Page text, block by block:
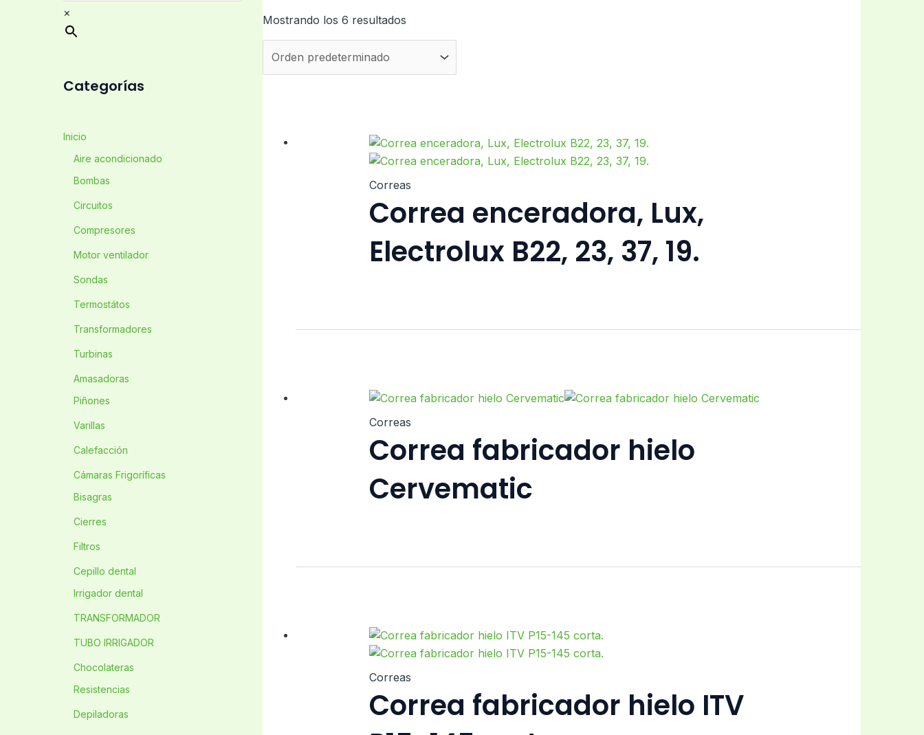
×
Categorías
Inicio
Aire acondicionado
Bombas
Circuitos
Compresores
Motor ventilador
Sondas
Termostátos
Transformadores
Turbinas
Amasadoras
Piñones
Varillas
Calefacción
Cámaras Frigoríficas
Bisagras
Cierres
Filtros
Cepillo dental
Irrigador dental
TRANSFORMADOR
TUBO IRRIGADOR
Chocolateras
Resistencias
Depiladoras
Mostrando los 6 resultados
Correas
Correa enceradora, Lux,
Electrolux B22, 23, 37, 19.
Correas
Correa fabricador hielo
Cervematic
Correas
Correa fabricador hielo ITV